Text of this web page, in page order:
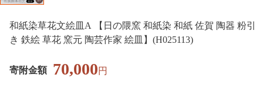
和紙染草花文絵皿A 【日の隈窯 和紙染 和紙 佐賀 陶器 粉引
き 鉄絵 草花 窯元 陶芸作家 絵皿】(H025113)
寄附金額 70,000円